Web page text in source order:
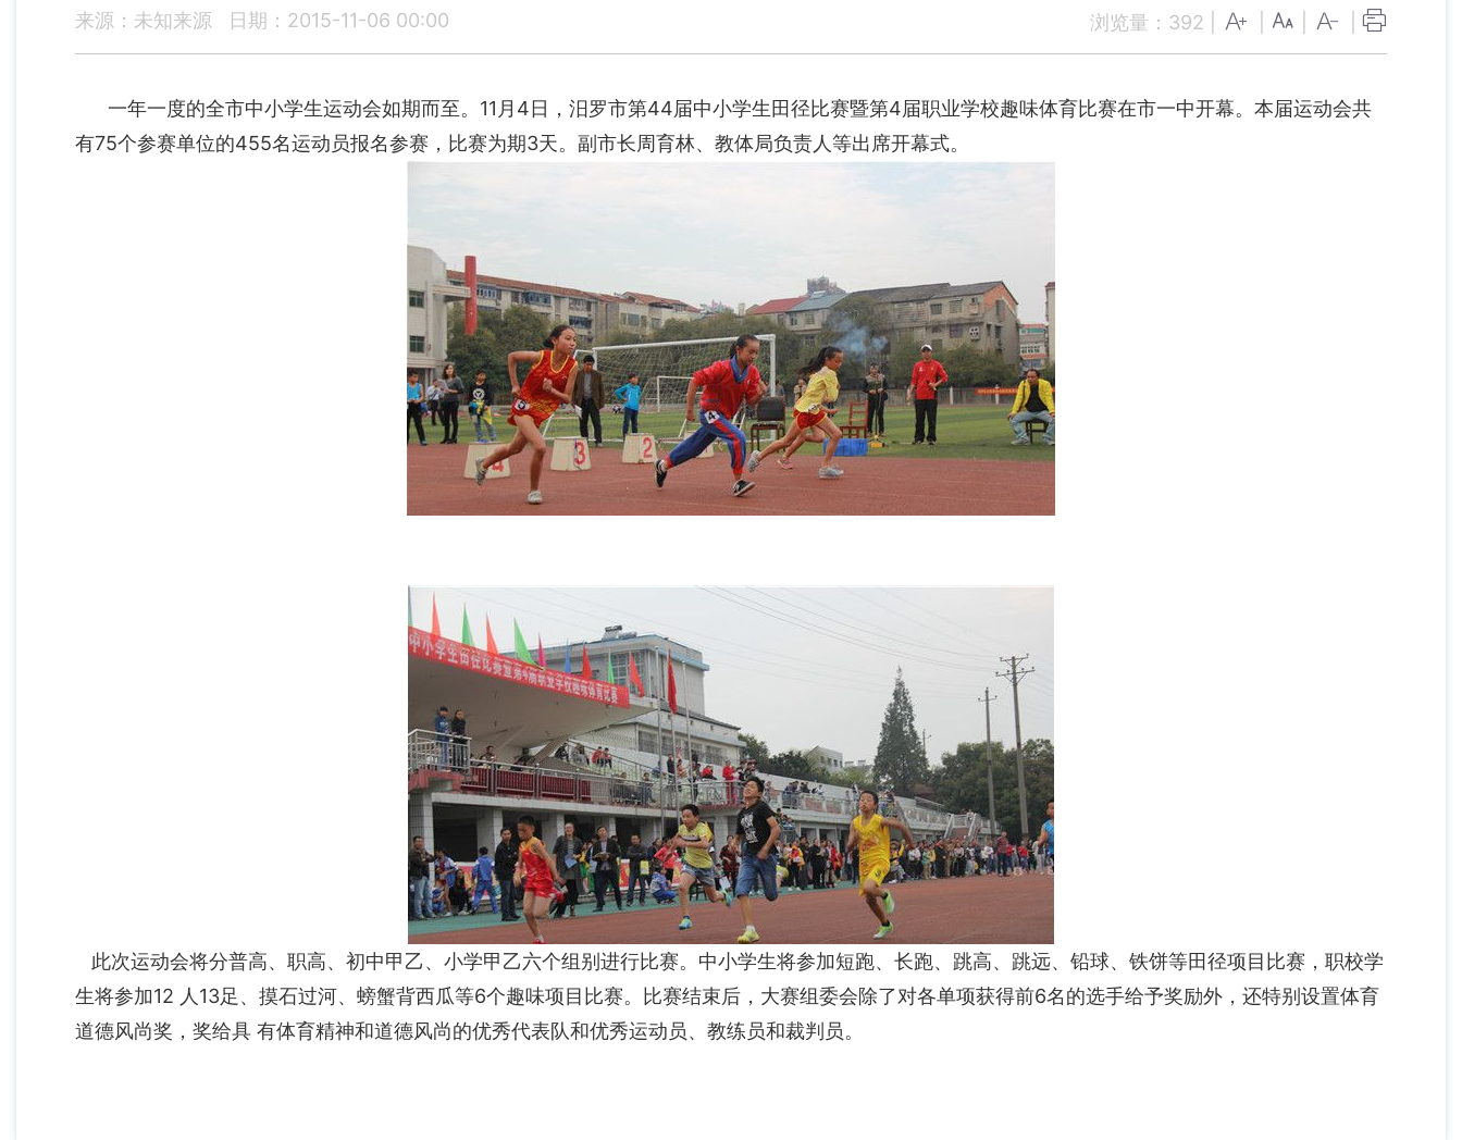
来源：未知来源 日期：2015-11-06 00:00 浏览量： 392
一年一度的全市中小学生运动会如期而至。11月4日，汨罗市第44届中小学生田径比赛暨第4届职业学校趣味体育比赛在市一中开幕。本届运动会共
有75个参赛单位的455名运动员报名参赛，比赛为期3天。副市长周育林、教体局负责人等出席开幕式。
此次运动会将分普高、职高、初中甲乙、小学甲乙六个组别进行比赛。中小学生将参加短跑、长跑、跳高、跳远、铅球、铁饼等田径项目比赛，职校学
生将参加12 人13足、摸石过河、螃蟹背西瓜等6个趣味项目比赛。比赛结束后，大赛组委会除了对各单项获得前6名的选手给予奖励外，还特别设置体育
道德风尚奖，奖给具 有体育精神和道德风尚的优秀代表队和优秀运动员、教练员和裁判员。